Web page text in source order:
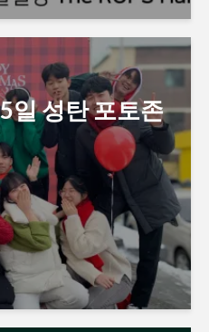
일 성탄 포토존